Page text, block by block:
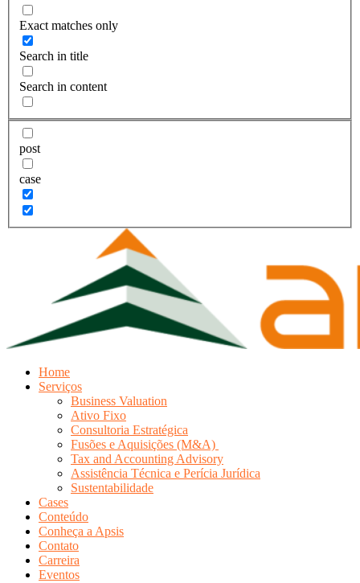
Exact matches only
Search in title
Search in content
post
case
Home
Serviços
Business Valuation
Ativo Fixo
Consultoria Estratégica
Fusões e Aquisições (M&A)
Tax and Accounting Advisory
Assistência Técnica e Perícia Jurídica
Sustentabilidade
Cases
Conteúdo
Conheça a Apsis
Contato
Carreira
Eventos